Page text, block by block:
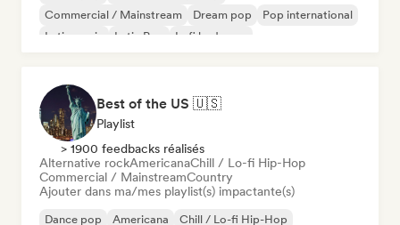
Commercial / Mainstream
Dream pop
Pop international
Latin music
Latin Pop Lofi bedroom
Best of the US 🇺🇸
Playlist
> 1900 feedbacks réalisés
Alternative rockAmericanaChill / Lo-fi Hip-Hop
Commercial / MainstreamCountry
Ajouter dans ma/mes playlist(s) impactante(s)
Dance pop Americana
Chill / Lo-fi Hip-Hop